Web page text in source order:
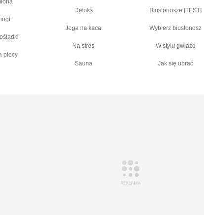
plecy
Detoks
Joga na kaca
Na stres
Sauna
Biustonosze [TEST]
Wybierz biustonosz
W stylu gwiazd
Jak się ubrać